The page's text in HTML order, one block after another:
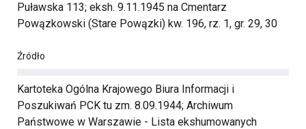
Puławska 113; eksh. 9.11.1945 na Cmentarz
Powązkowski (Stare Powązki) kw. 196, rz. 1, gr. 29, 30
Źródło
Kartoteka Ogólna Krajowego Biura Informacji i
Poszukiwań PCK tu zm. 8.09.1944; Archiwum
Państwowe w Warszawie - Lista ekshumowanych